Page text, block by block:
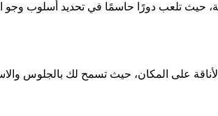
حيث تلعب دورًا حاسمًا في تحديد أسلوب وجو
على المكان، حيث تسمح لك بالجلوس